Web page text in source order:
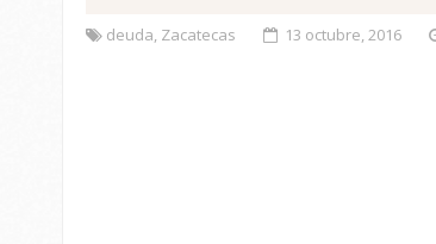
deuda, Zacatecas 13 octubre, 2016